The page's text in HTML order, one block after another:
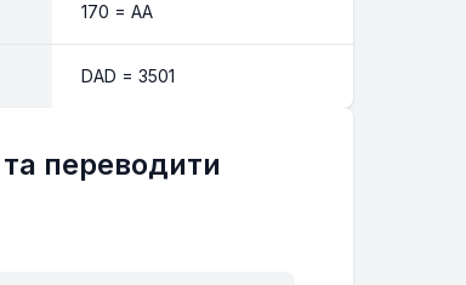
170 = AA
DAD = 3501
переводити